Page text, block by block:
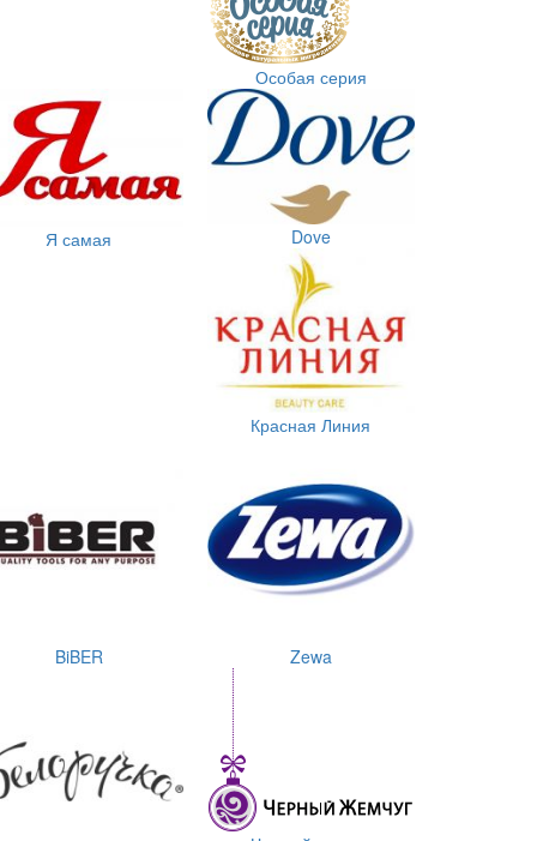
Особая серия
Я самая Dove
Красная Линия
BiBER Zewa